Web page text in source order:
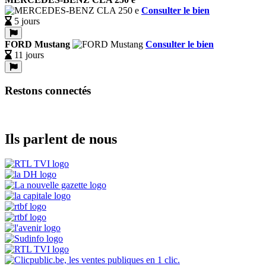
Consulter le bien
5 jours
FORD Mustang
Consulter le bien
11 jours
Restons connectés
Ils parlent de nous